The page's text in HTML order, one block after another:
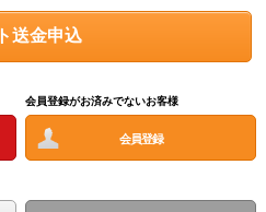
会員登録がお済みでないお客様
会員登録